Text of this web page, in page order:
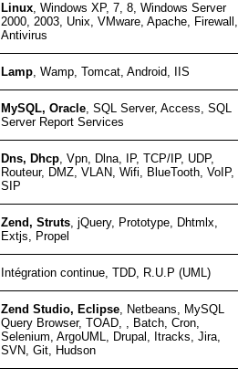
Linux,Windows XP, 7, 8, Windows Server
2000, 2003, Unix, VMware, Apache, Firewall,
Antivirus
Lamp,Wamp,Tomcat, Android, IIS
MySQL, Oracle, SQL Server, Access, SQL
Server Report Services
Dns, Dhcp, Vpn, Dlna, IP, TCP/IP, UDP,
Routeur, DMZ, VLAN, Wifi, BlueTooth, VoIP,
SIP
Zend, Struts, jQuery, Prototype, Dhtmlx,
Extjs, Propel
Intégration continue, TDD, R.U.P (UML)
Zend Studio, Eclipse, Netbeans, MySQL
Query Browser, TOAD, , Batch, Cron,
Selenium,ArgoUML, Drupal, Itracks, Jira,
SVN, Git, Hudson